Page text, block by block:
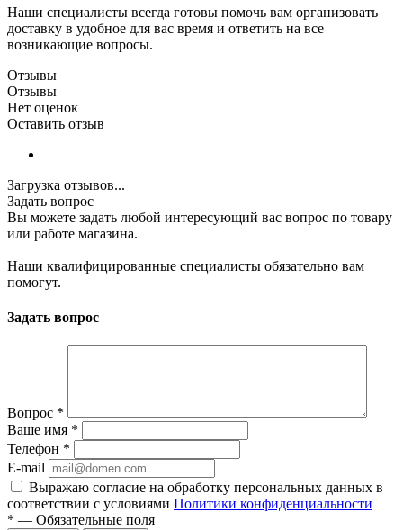
Наши специалисты всегда готовы помочь вам организовать
доставку в удобное для вас время и ответить на все
возникающие вопросы.
Отзывы
Отзывы
Нет оценок
Оставить отзыв
Загрузка отзывов...
Задать вопрос
Вы можете задать любой интересующий вас вопрос по товару
или работе магазина.
Наши квалифицированные специалисты обязательно вам
помогут.
Задать вопрос
Вопрос *
Ваше имя *
Телефон *
E-mail
Выражаю согласие на обработку персональных данных в
соответствии с условиями Политики конфиденциальности
* — Обязательные поля